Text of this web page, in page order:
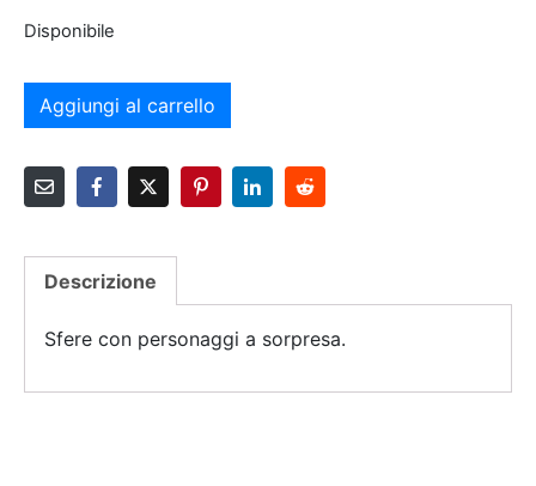
Disponibile
Aggiungi al carrello
Descrizione
Sfere con personaggi a sorpresa.